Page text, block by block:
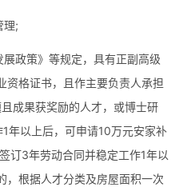
理;
政策》等规定，具有正副高级
资格证书，且作主要负责人承担
成果获奖励的人才，或博士研
年以上后，可申请10万元安家补
订3年劳动合同并稳定工作1年以
，根据人才分类及房屋面积一次